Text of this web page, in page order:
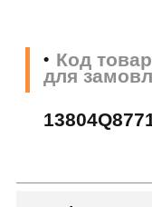
Код
для